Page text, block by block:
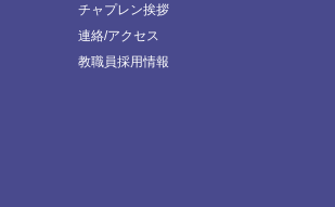
チャプレン挨拶
連絡/アクセス
教職員採用情報